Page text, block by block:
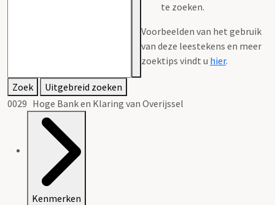
te zoeken.
Voorbeelden van het gebruik
van deze leestekens en meer
zoektips vindt u hier.
Zoek
Uitgebreid zoeken
0029 Hoge Bank en Klaring van Overijssel
Kenmerken